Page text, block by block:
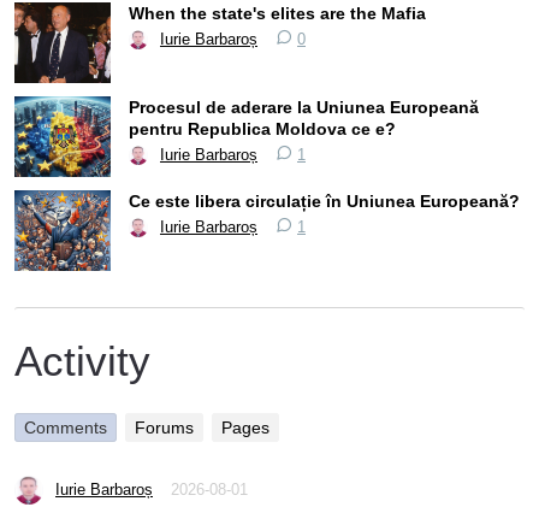
When the state's elites are the Mafia
Iurie Barbaroș 0
Procesul de aderare la Uniunea Europeană
pentru Republica Moldova ce e?
Iurie Barbaroș 1
Ce este libera circulație în Uniunea Europeană?
Iurie Barbaroș 1
Activity
Comments Forums Pages
Iurie Barbaroș 2026-08-01